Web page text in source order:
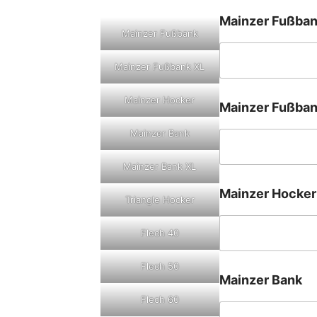
Mainzer Fußbank
Mainzer Fußbank XL
Mainzer Hocker
Mainzer Bank
Mainzer Bank XL
Triangle Hocker
Flech 40
Flech 50
Flech 60
Mainzer
Mainzer
Mainzer Hocker
Mainzer Bank